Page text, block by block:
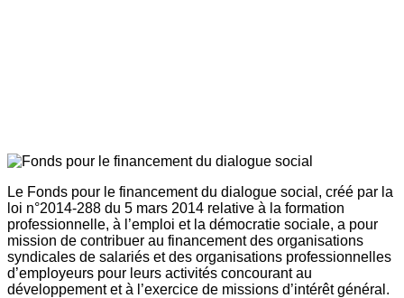
Le Fonds pour le financement du dialogue social, créé par la
loi n°2014-288 du 5 mars 2014 relative à la formation
professionnelle, à l’emploi et la démocratie sociale, a pour
mission de contribuer au financement des organisations
syndicales de salariés et des organisations professionnelles
d’employeurs pour leurs activités concourant au
développement et à l’exercice de missions d’intérêt général.